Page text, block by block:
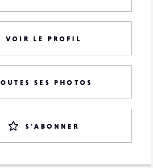
VOIR LE PROFIL
SES PHOTOS
S'ABONNER